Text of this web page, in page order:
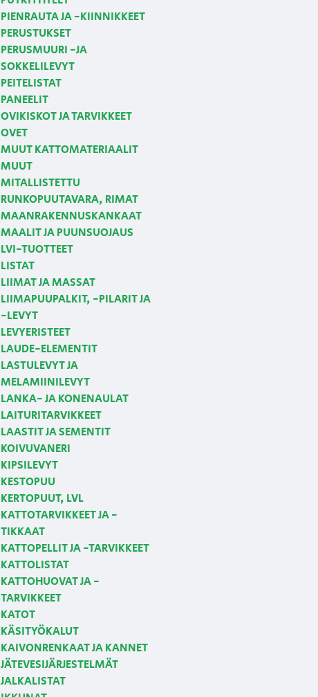
PIENRAUTA JA -KIINNIKKEET
PERUSTUKSET
PERUSMUURI -JA
SOKKELILEVYT
PEITELISTAT
PANEELIT
OVIKISKOT JA TARVIKKEET
OVET
MUUT KATTOMATERIAALIT
MUUT
MITALLISTETTU
RUNKOPUUTAVARA, RIMAT
MAANRAKENNUSKANKAAT
MAALIT JA PUUNSUOJAUS
LVI-TUOTTEET
LISTAT
LIIMAT JA MASSAT
LIIMAPUUPALKIT, -PILARIT JA
-LEVYT
LEVYERISTEET
LAUDE-ELEMENTIT
LASTULEVYT JA
MELAMIINILEVYT
LANKA- JA KONENAULAT
LAITURITARVIKKEET
LAASTIT JA SEMENTIT
KOIVUVANERI
KIPSILEVYT
KESTOPUU
KERTOPUUT, LVL
KATTOTARVIKKEET JA -
TIKKAAT
KATTOPELLIT JA -TARVIKKEET
KATTOLISTAT
KATTOHUOVAT JA -
TARVIKKEET
KATOT
KÄSITYÖKALUT
KAIVONRENKAAT JA KANNET
JÄTEVESIJÄRJESTELMÄT
JALKALISTAT